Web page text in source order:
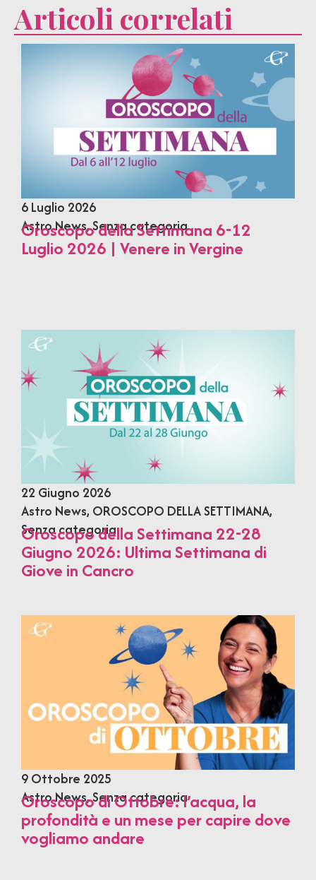
Articoli correlati
6 Luglio 2026
Astro News,Senza categoria
Oroscopo della Settimana 6-12
Luglio 2026 | Venere in Vergine
22 Giugno 2026
Astro News, OROSCOPO DELLA SETTIMANA,
Senza categoria
Oroscopo della Settimana 22-28
Giugno 2026: Ultima Settimana di
Giove in Cancro
9 Ottobre 2025
Astro News,Senza categoria
Oroscopo di Ottobre: l’acqua, la
profondità e un mese per capire dove
vogliamo andare